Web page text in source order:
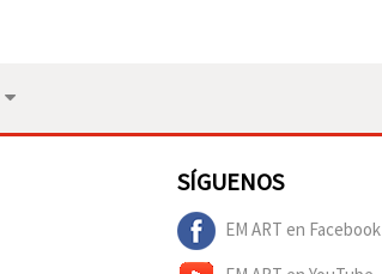
SÍGUENOS
EM ART en Facebook